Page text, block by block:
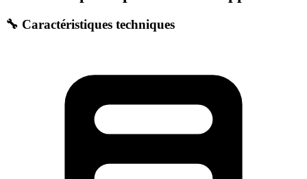
🔧 Caractéristiques techniques